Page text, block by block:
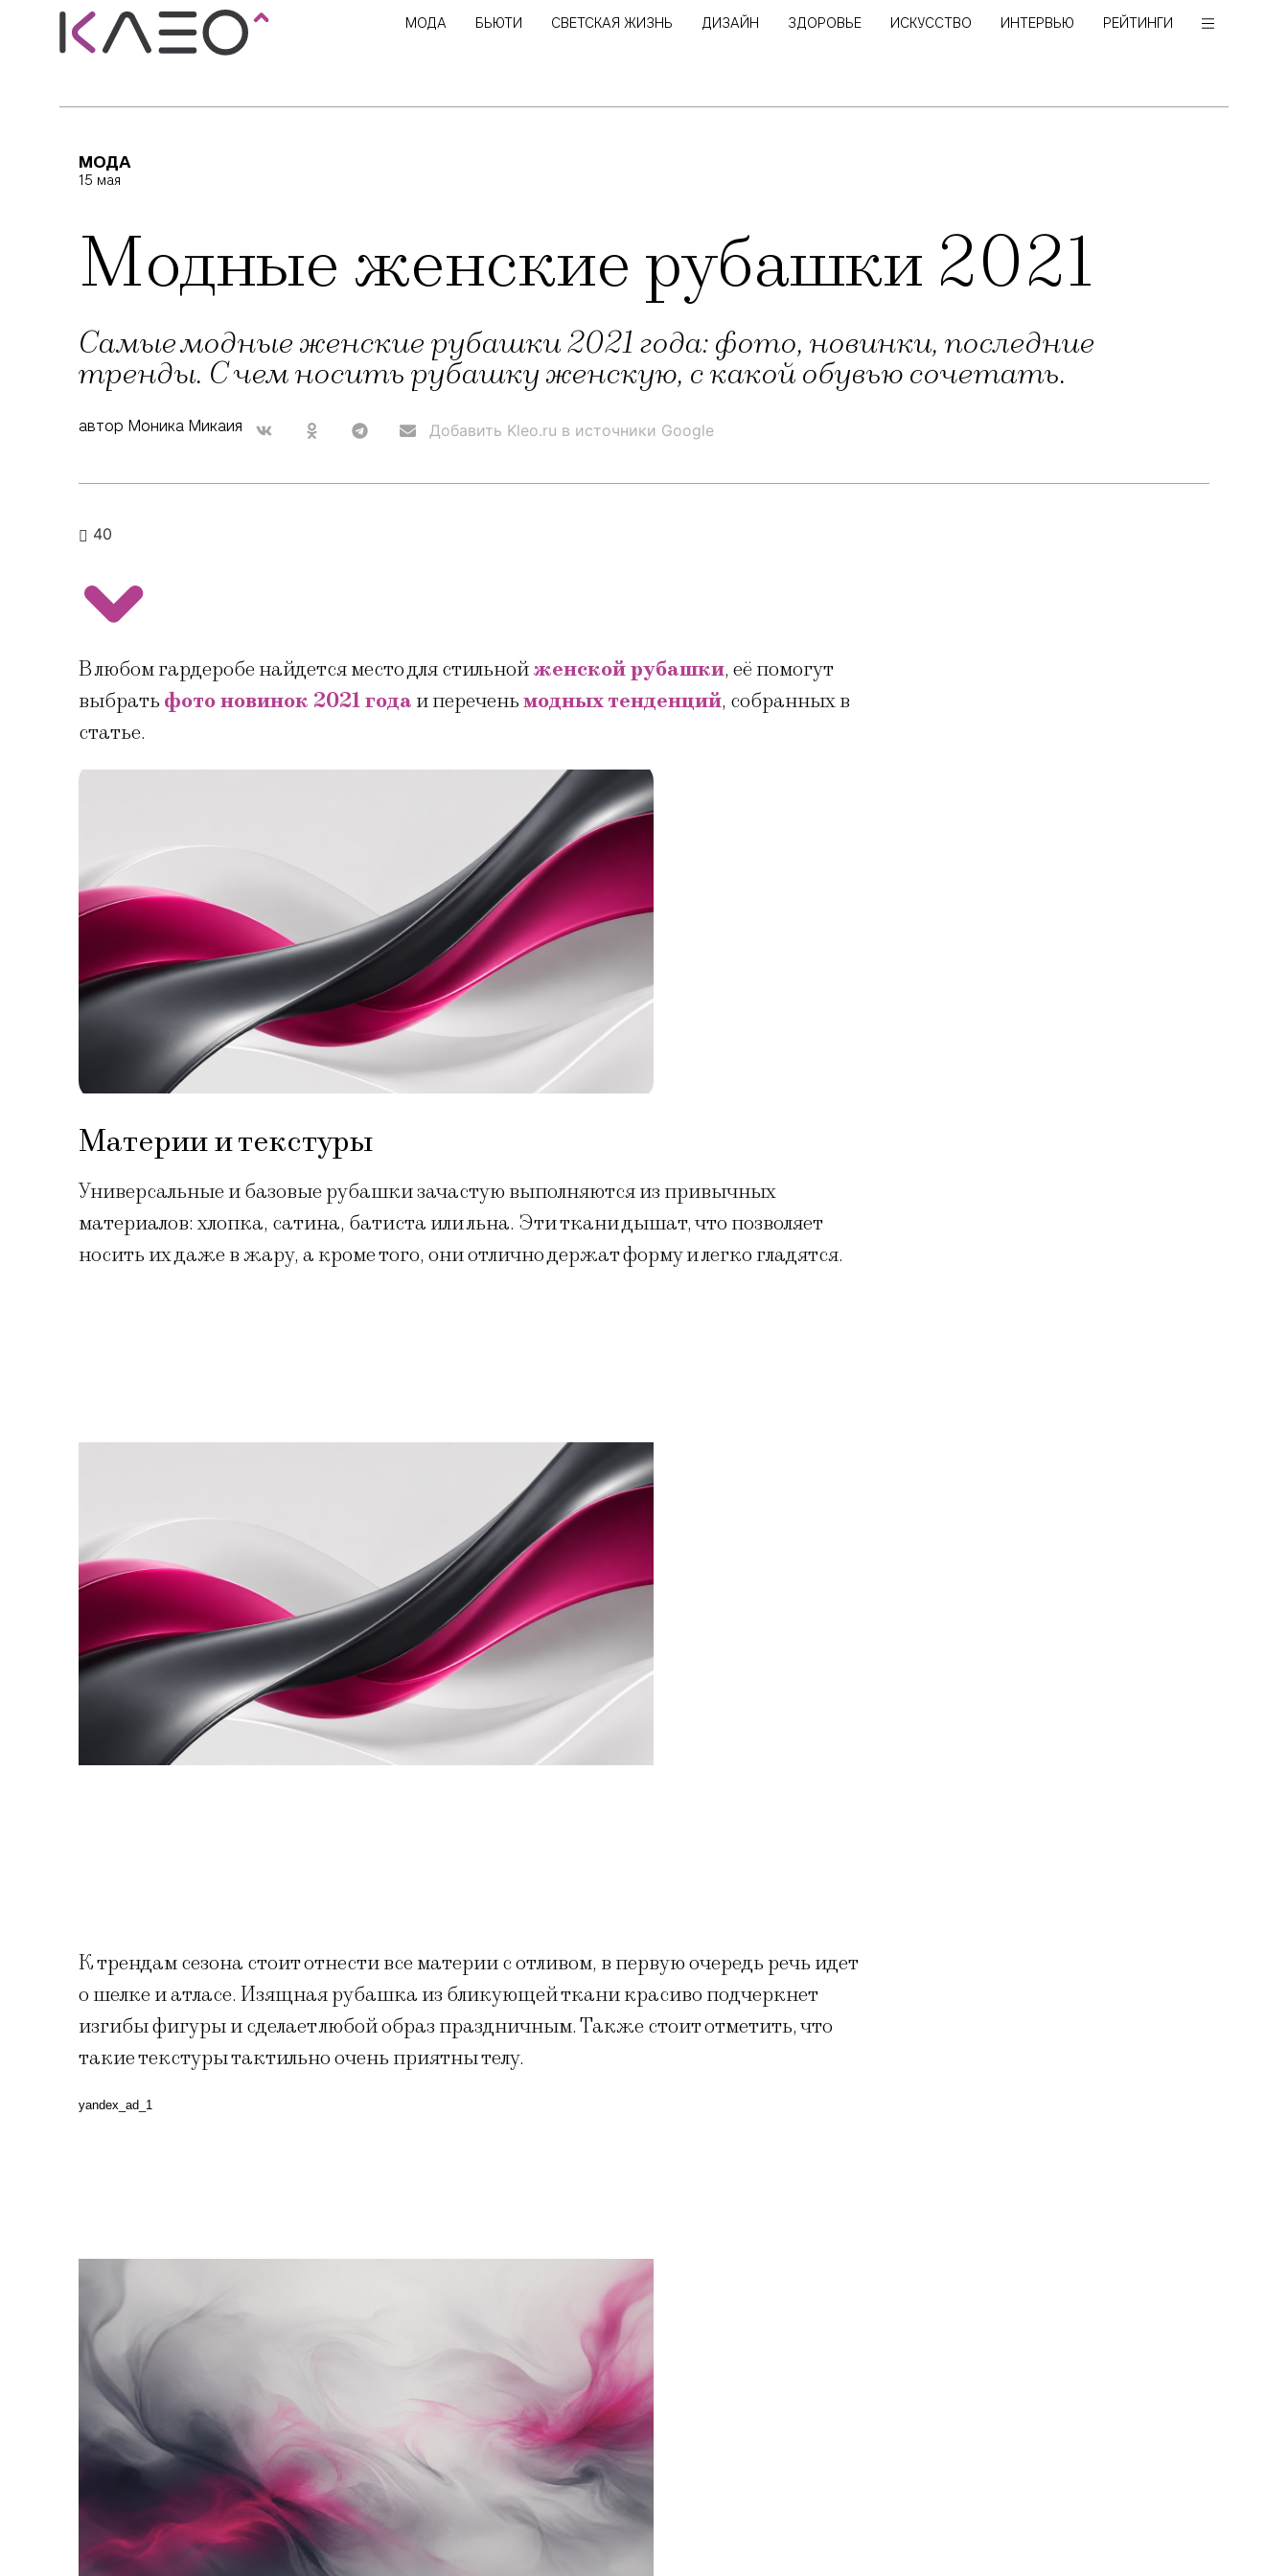
МОДА БЬЮТИ СВЕТСКАЯ ЖИЗНЬ ДИЗАЙН ЗДОРОВЬЕ ИСКУССТВО ИНТЕРВЬЮ РЕЙТИНГИ
МОДА
15 мая
Модные женские рубашки 2021
Самые модные женские рубашки 2021 года: фото, новинки, последние
тренды. С чем носить рубашку женскую, с какой обувью сочетать.
автор Моника Микаия Добавить Kleo.ru в источники Google
40
В любом гардеробе найдется место для стильнойженской рубашки, её помогут
выбрать фото новинок 2021 года и переченьмодных тенденций, собранных в
статье.
Материи и текстуры
Универсальные и базовые рубашки зачастую выполняются из привычных
материалов: хлопка, сатина, батиста или льна. Эти ткани дышат, что позволяет
носить их даже в жару, а кроме того, они отлично держат форму и легко гладятся.
К трендам сезона стоит отнести все материи с отливом, в первую очередь речь идет
о шелке и атласе. Изящная рубашка из бликующей ткани красиво подчеркнет
изгибы фигуры и сделает любой образ праздничным. Также стоит отметить, что
такие текстуры тактильно очень приятны телу.
yandex_ad_1